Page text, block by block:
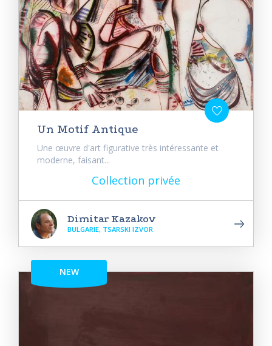
Un Motif Antique
Une œuvre d'art figurative très intéressante et
moderne, faisant...
Collection privée
Dimitar Kazakov
BULGARIE, TSARSKI IZVOR
NEW